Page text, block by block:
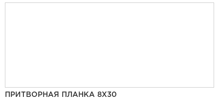
ПРИТВОРНАЯ ПЛАНКА 8Х30